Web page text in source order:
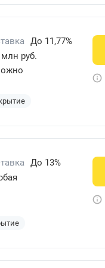
До 11,77%
руб.
До 13%